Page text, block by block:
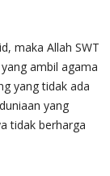
maka Allah SWT
ambil agama
yang tidak ada
yang
tidak berharga